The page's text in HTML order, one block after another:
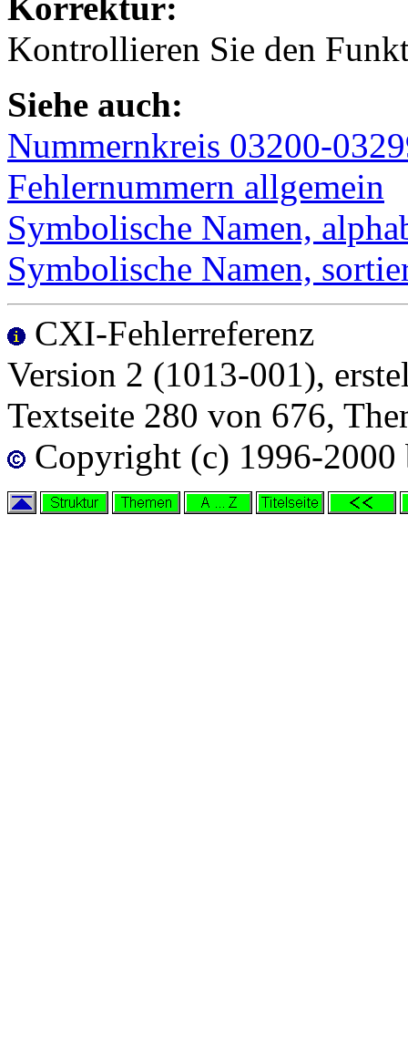
Kontrollieren Sie den
Siehe auch:
Nummernkreis 03200-
Fehlernummern allgemein
Symbolische Namen,
Symbolische Namen,
CXI-Fehlerreferenz
Version 2 (1013-001),
Textseite 280 von 676,
Copyright (c) 1996-